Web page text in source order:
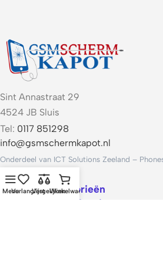
Sint Annastraat 29
4524 JB Sluis
Tel: 0117 851298
info@gsmschermkapot.nl
Onderdeel van ICT Solutions Zeeland –
Handige links
Populaire categorieën
Voorwaarden & Service
MenuVerlanglijstVergelijkenWinkelwagen